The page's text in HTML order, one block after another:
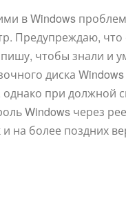
в Windows
Предупреждаю,
чтобы знали и
диска
при должной
Windows через
на более поздних